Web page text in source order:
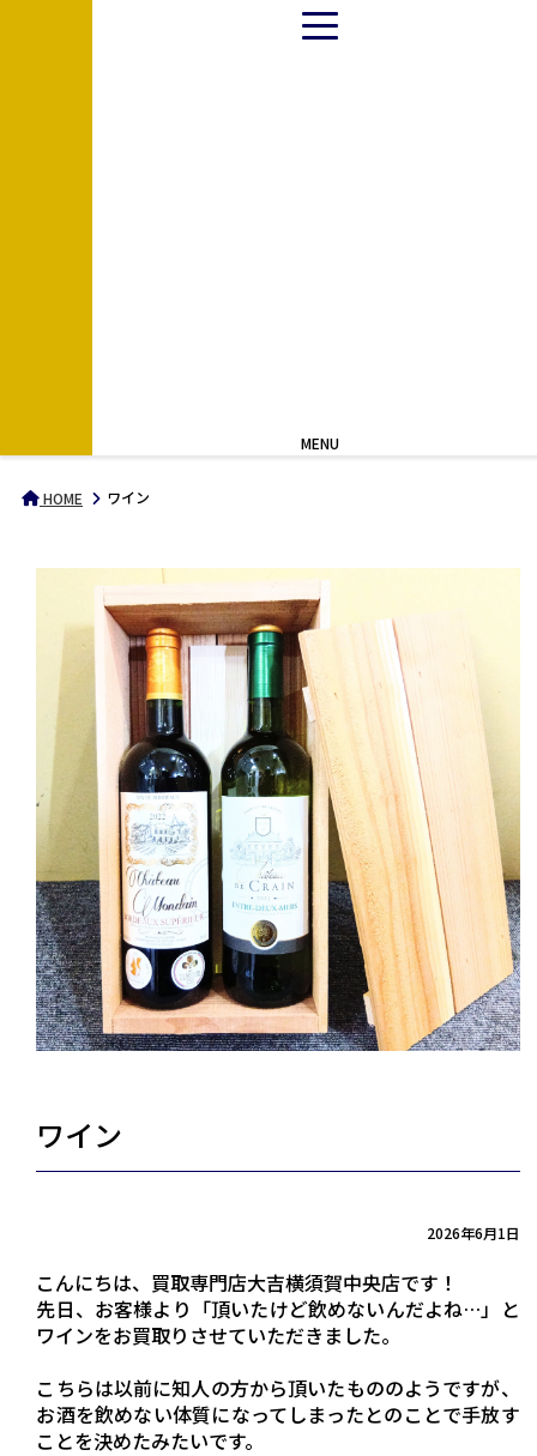
MENU
HOME ワイン
ワイン
2026年6月1日
こんにちは、買取専門店大吉横須賀中央店です！
先日、お客様より「頂いたけど飲めないんだよね…」と
ワインをお買取りさせていただきました。
こちらは以前に知人の方から頂いたもののようですが、
お酒を飲めない体質になってしまったとのことで手放す
ことを決めたみたいです。